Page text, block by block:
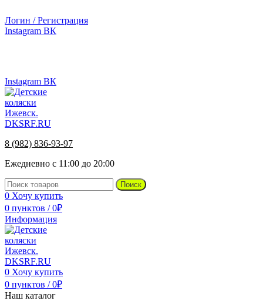
Логин / Регистрация
Instagram ВК
Instagram ВК
8 (982) 836-93-97
Ежедневно с 11:00 до 20:00
Поиск
0 Хочу купить
0 пунктов / 0₽
Информация
0 Хочу купить
0 пунктов / 0₽
Наш каталог